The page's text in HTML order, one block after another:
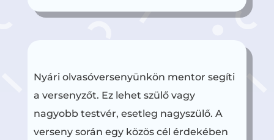
Nyári olvasóversenyünkön mentor segíti
a versenyzőt. Ez lehet szülő vagy
nagyobb testvér, esetleg nagyszülő. A
verseny során egy közös cél érdekében